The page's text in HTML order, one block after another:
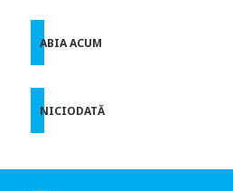
ABIA ACUM
NICIODATĂ